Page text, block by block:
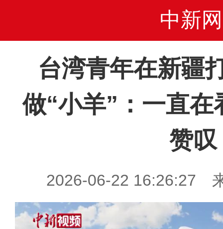
中新网
台湾青年在新疆
做“小羊”：一直
赞叹
2026-06-22 16:26:27